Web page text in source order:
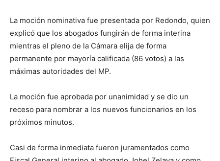
La moción nominativa fue presentada por Redondo, quien
explicó que los abogados fungirán de forma interina
mientras el pleno de la Cámara elija de forma
permanente por mayoría calificada (86 votos) a las
máximas autoridades del MP.
La moción fue aprobada por unanimidad y se dio un
receso para nombrar a los nuevos funcionarios en los
próximos minutos.
Casi de forma inmediata fueron juramentados como